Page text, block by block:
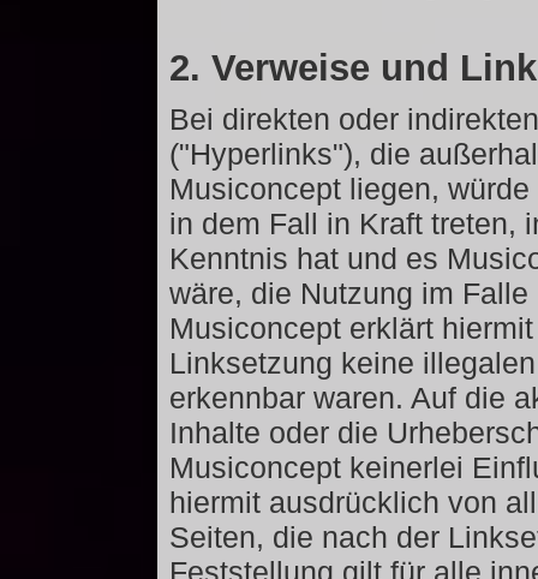
2. Verweise und
Bei direkten oder
("Hyperlinks"), die
Musiconcept liegen,
in dem Fall in Kraft treten,
Kenntnis hat und es
wäre, die Nutzung im
Musiconcept erklärt
Linksetzung keine
erkennbar waren. Auf die
Inhalte oder die
Musiconcept keinerlei
hiermit ausdrücklich von
Seiten, die nach der
Feststellung gilt für alle